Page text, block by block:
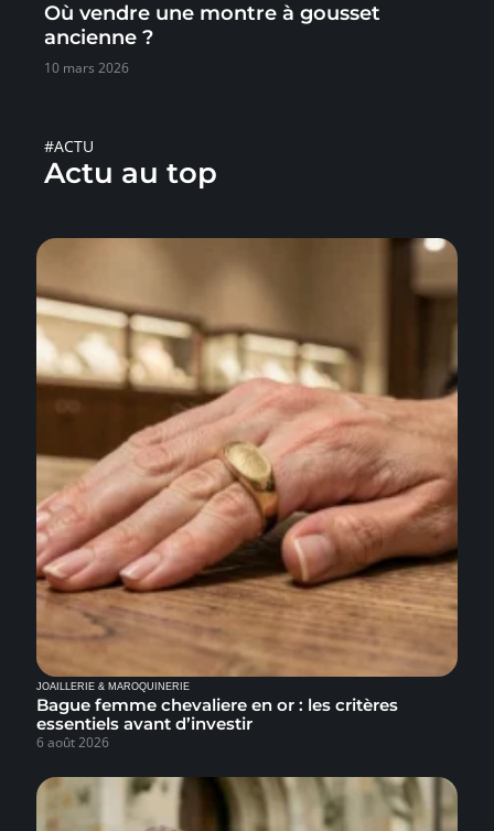
Où vendre une montre à gousset
ancienne ?
10 mars 2026
#ACTU
Actu au top
JOAILLERIE & MAROQUINERIE
Bague femme chevaliere en or : les critères
essentiels avant d’investir
6 août 2026